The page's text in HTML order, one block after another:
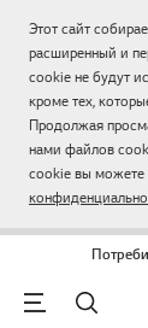
Этот сайт
расширенный и
cookie не будут
кроме тех,
Продолжая
нами файлов
cookie вы можете
Menu
Поиск